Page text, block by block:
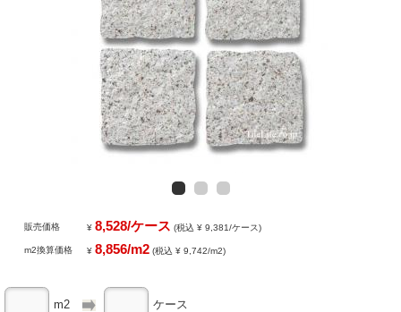
販売価格 ¥8,528/ケース (税込 ¥ 9,381/ケース)
m2換算価格 ¥8,856/m2 (税込 ¥ 9,742/m2)
m2 ケース